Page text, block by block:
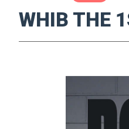
WHIB THE